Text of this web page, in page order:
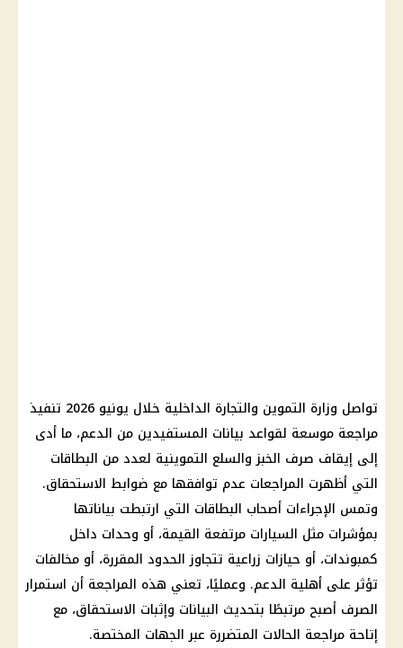
تواصل وزارة التموين والتجارة الداخلية خلال يونيو 2026 تنفيذ
مراجعة موسعة لقواعد بيانات المستفيدين من الدعم، ما أدى
إلى إيقاف صرف الخبز والسلع التموينية لعدد من البطاقات
التي أظهرت المراجعات عدم توافقها مع ضوابط الاستحقاق.
وتمس الإجراءات أصحاب البطاقات التي ارتبطت بياناتها
بمؤشرات مثل السيارات مرتفعة القيمة، أو وحدات داخل
كمبوندات، أو حيازات زراعية تتجاوز الحدود المقررة، أو مخالفات
تؤثر على أهلية الدعم. وعمليًا، تعني هذه المراجعة أن استمرار
الصرف أصبح مرتبطًا بتحديث البيانات وإثبات الاستحقاق، مع
إتاحة مراجعة الحالات المتضررة عبر الجهات المختصة.